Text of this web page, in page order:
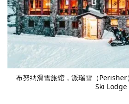
布努纳滑雪旅馆 ，派瑞雪（
Ski Lodge